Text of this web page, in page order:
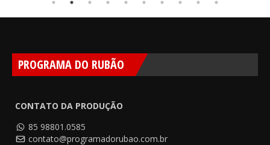
PROGRAMA DO RUBÃO
CONTATO DA PRODUÇÃO
85 98801.0585
contato@programadorubao.com.br